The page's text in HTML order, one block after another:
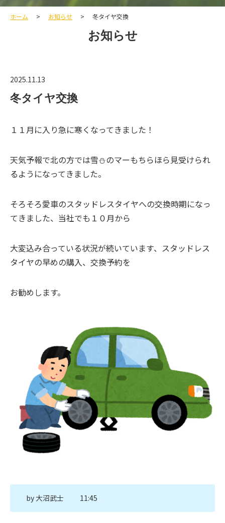
ホーム お知らせ 冬タイヤ交換
お知らせ
2025.11.13
冬タイヤ交換
１１月に入り急に寒くなってきました！
天気予報で北の方では雪⛄のマーもちらほら見受けられ
るようになってきました。
そろそろ愛車のスタッドレスタイヤへの交換時期になっ
てきました、当社でも１０月から
大変込み合っている状況が続いています、スタッドレス
タイヤの早めの購入、交換予約を
お勧めします。
by大沼武士 11:45